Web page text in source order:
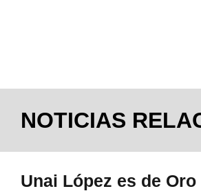
NOTICIAS
Unai López es de